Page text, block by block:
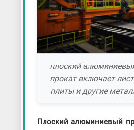
плоский
прокат включает
плиты и другие
Плоский алюминиевый